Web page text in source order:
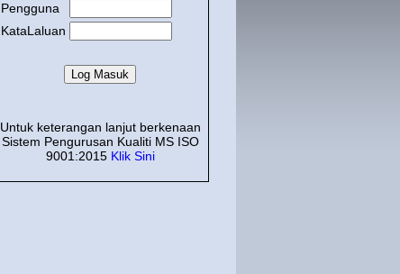
Pengguna
KataLaluan
Untuk keterangan lanjut berkenaan
Sistem Pengurusan Kualiti MS ISO
9001:2015 Klik Sini